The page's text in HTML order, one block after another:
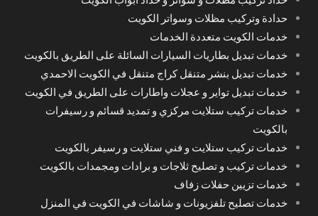
حدادة وتركيب مظلات وسواتر الكويت
خدمات الكويت متعددة الخدمات
خدمات تبديل بطاريات السيارات السائلة على الطريق بالكويت
خدمات تبديل بنشر متنقل كراج متنقل في الكويت الاحمدي
خدمات تبديل تواير و عجلات واطارات على الطريق في الكويت
خدمات تركيب ستلايت مركزي و تمديد قسائم و رسيفرات
بالكويت
خدمات تركيب ستلايت و فني ستلايت و رسيفر بالكويت
خدمات تركيب و تصليح ثلاجات و برادات ومجمدات بالكويت
خدمات تزيين حفلات زفاف
خدمات تصليح تلفزيونات و شاشات في الكويت في المنزل